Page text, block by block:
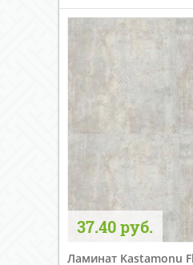
37.40 руб.
Ламинат Kastamonu